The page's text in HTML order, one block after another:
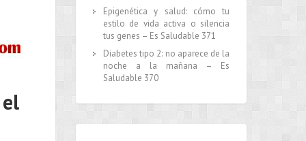
Epigenética y salud: cómo tu
estilo de vida activa o silencia
tus genes – Es Saludable 371
Diabetes tipo 2: no aparece de la
noche a la mañana – Es
Saludable 370